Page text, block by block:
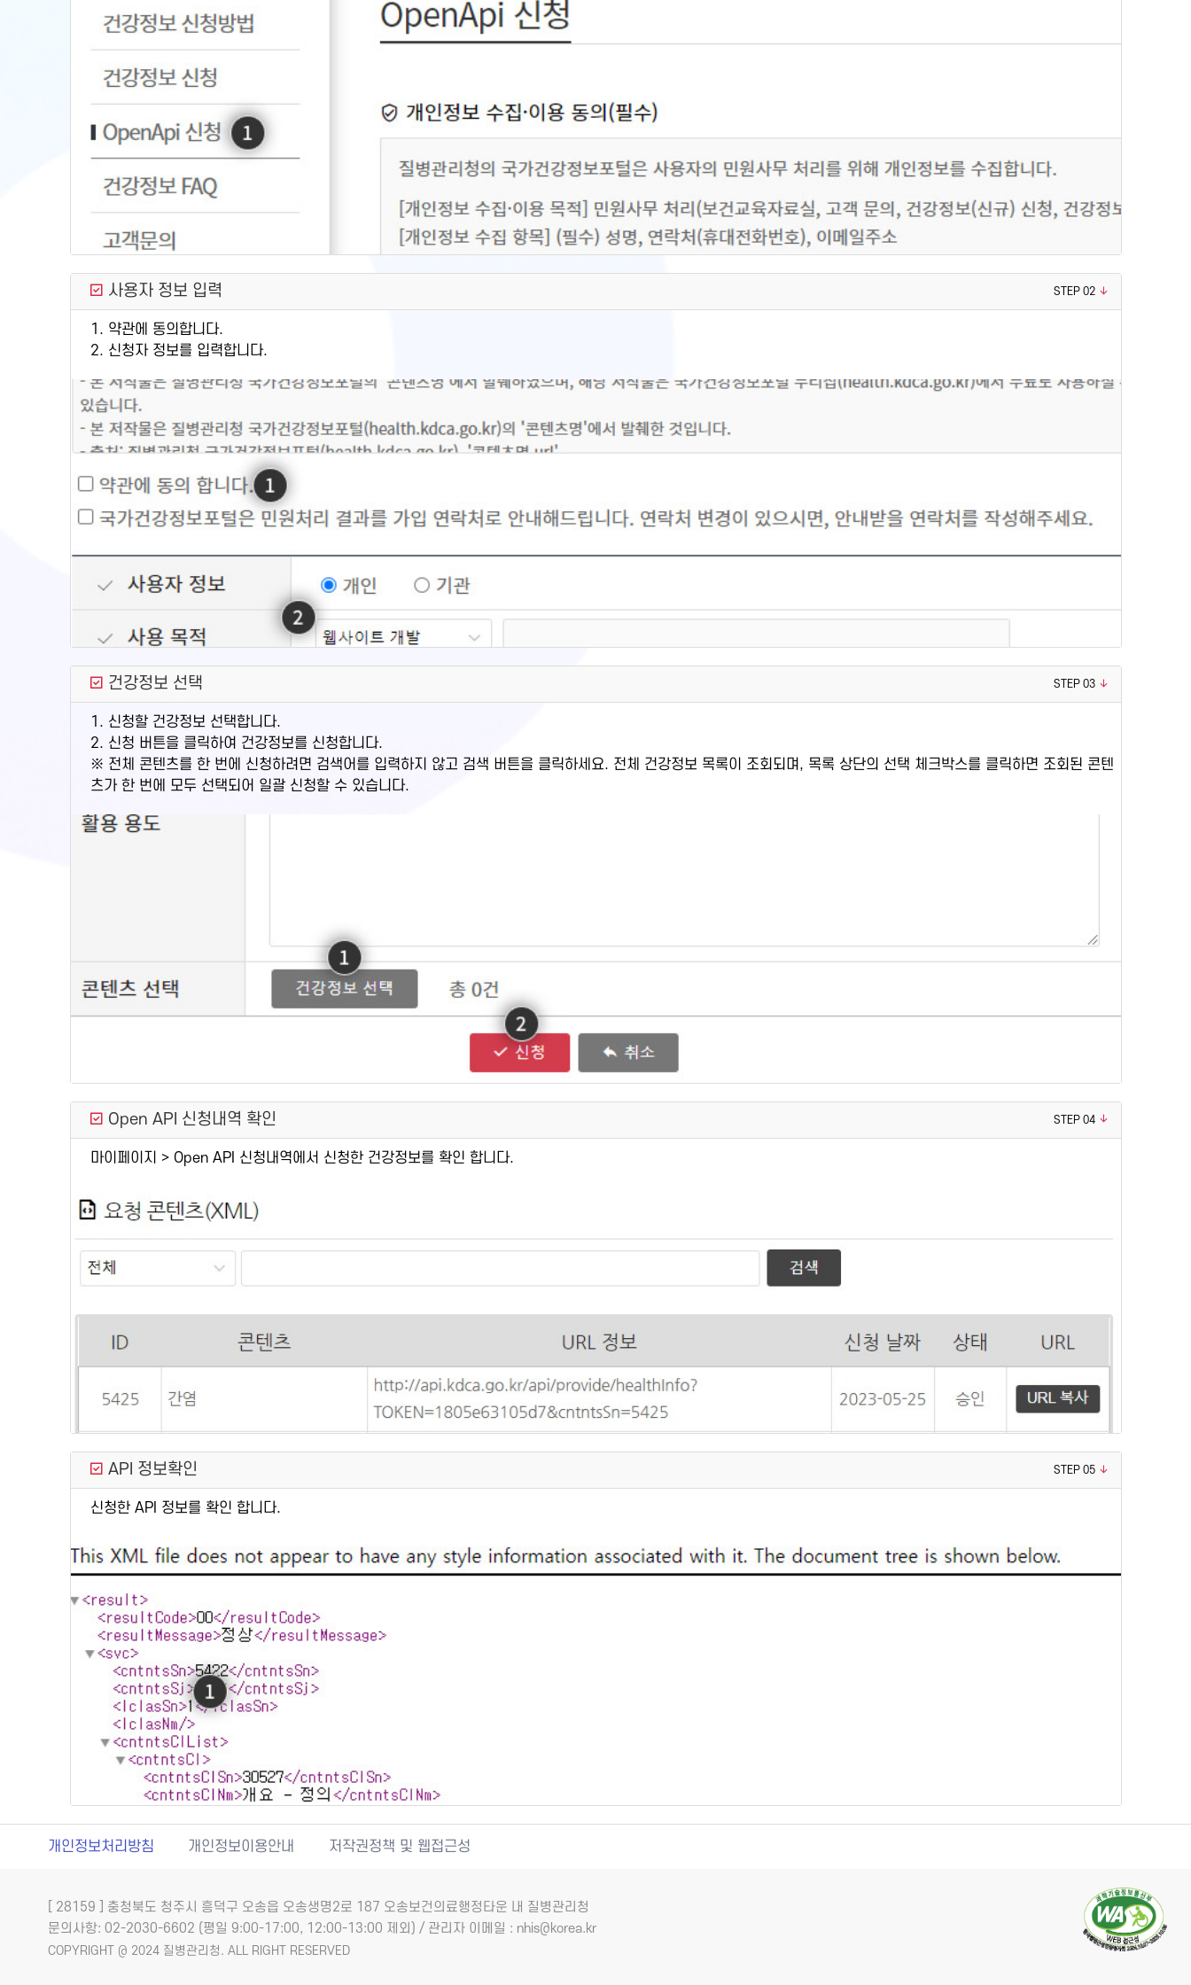
사용자 정보 입력 STEP 02
1. 약관에 동의합니다.
2. 신청자 정보를 입력합니다.
건강정보 선택 STEP 03
1. 신청할 건강정보 선택합니다.
2. 신청 버튼을 클릭하여 건강정보를 신청합니다.
※ 전체 콘텐츠를 한 번에 신청하려면 검색어를 입력하지 않고 검색 버튼을 클릭하세요. 전체 건강정보 목록이 조회되며, 목록 상단의 선택 체크박스를 클릭하면 조회된 콘텐
츠가 한 번에 모두 선택되어 일괄 신청할 수 있습니다.
Open API 신청내역 확인 STEP 04
마이페이지 > Open API 신청내역에서 신청한 건강정보를 확인 합니다.
API 정보확인 STEP 05
신청한 API 정보를 확인 합니다.
개인정보처리방침 개인정보이용안내 저작권정책 및 웹접근성
[ 28159 ] 충청북도 청주시 흥덕구 오송읍 오송생명2로 187 오송보건의료행정타운 내 질병관리청
문의사항: 02-2030-6602 (평일 9:00-17:00, 12:00-13:00 제외) / 관리자 이메일 : nhis@korea.kr
COPYRIGHT @ 2024 질병관리청. ALL RIGHT RESERVED